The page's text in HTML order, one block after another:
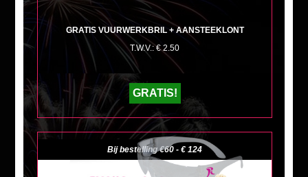
GRATIS VUURWERKBRIL + AANSTEEKLONT
T.W.V.: € 2.50
GRATIS!
Bij bestelling €60 - € 124